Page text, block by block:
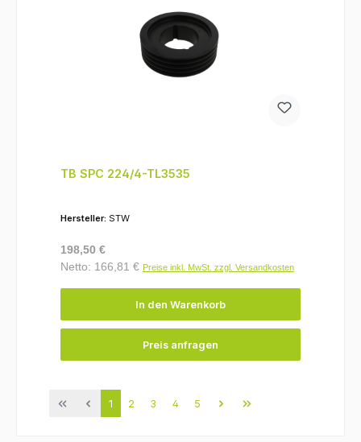
TB SPC 224/4-TL3535
Hersteller: STW
Regulärer Preis:
198,50 €
Netto: 166,81 € Preise inkl. MwSt. zzgl. Versandkosten
In den Warenkorb
Preis anfragen
Seite
1 Seite
2 Seite
3 Seite
4 Seite
5